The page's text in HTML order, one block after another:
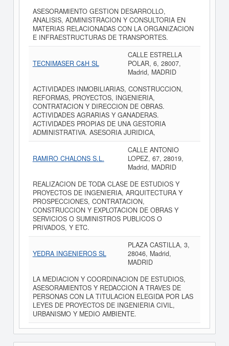
ASESORAMIENTO GESTION DESARROLLO,
ANALISIS, ADMINISTRACION Y CONSULTORIA EN
MATERIAS RELACIONADAS CON LA ORGANIZACION
E INFRAESTRUCTURAS DE TRANSPORTES.
TECNIMASER C&H SL
CALLE ESTRELLA
POLAR, 6, 28007,
Madrid, MADRID
ACTIVIDADES INMOBILIARIAS, CONSTRUCCION,
REFORMAS, PROYECTOS, INGENIERIA,
CONTRATACION Y DIRECCION DE OBRAS.
ACTIVIDADES AGRARIAS Y GANADERAS.
ACTIVIDADES PROPIAS DE UNA GESTORIA
ADMINISTRATIVA. ASESORIA JURIDICA,
RAMIRO CHALONS S.L.
CALLE ANTONIO
LOPEZ, 67, 28019,
Madrid, MADRID
REALIZACION DE TODA CLASE DE ESTUDIOS Y
PROYECTOS DE INGENIERIA, ARQUITECTURA Y
PROSPECCIONES, CONTRATACION,
CONSTRUCCION Y EXPLOTACION DE OBRAS Y
SERVICIOS O SUMINISTROS PUBLICOS O
PRIVADOS, Y ETC.
YEDRA INGENIEROS SL
PLAZA CASTILLA, 3,
28046, Madrid,
MADRID
LA MEDIACION Y COORDINACION DE ESTUDIOS,
ASESORAMIENTOS Y REDACCION A TRAVES DE
PERSONAS CON LA TITULACION ELEGIDA POR LAS
LEYES DE PROYECTOS DE INGENIERIA CIVIL,
URBANISMO Y MEDIO AMBIENTE.